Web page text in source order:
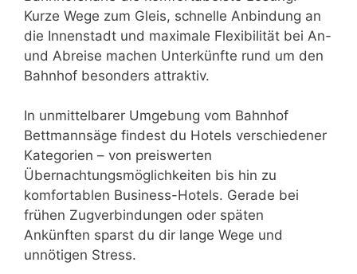
Kurze Wege zum Gleis, schnelle Anbindung an
die Innenstadt und maximale Flexibilität bei An-
und Abreise machen Unterkünfte rund um den
Bahnhof besonders attraktiv.
In unmittelbarer Umgebung vom Bahnhof
Bettmannsäge findest du Hotels verschiedener
Kategorien – von preiswerten
Übernachtungsmöglichkeiten bis hin zu
komfortablen Business-Hotels. Gerade bei
frühen Zugverbindungen oder späten
Ankünften sparst du dir lange Wege und
unnötigen Stress.